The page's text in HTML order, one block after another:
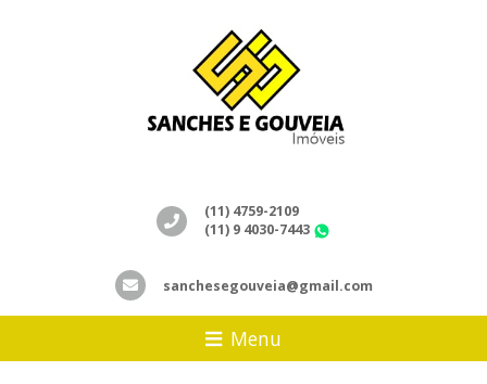
(11) 4759-2109
(11) 9 4030-7443
sanchesegouveia@gmail.com
Menu